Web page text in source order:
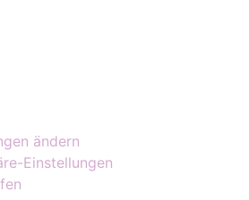
ändern
Einstellungen